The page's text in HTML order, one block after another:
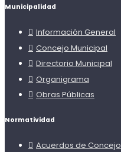
Municipalidad
Información General
Concejo Municipal
Directorio Municipal
Organigrama
Obras Públicas
Normatividad
Acuerdos de Concejo